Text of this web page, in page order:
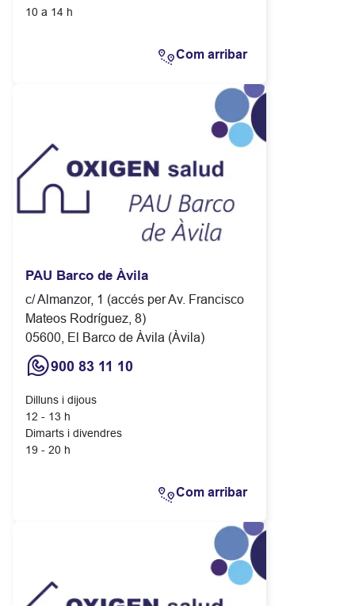
10 a 14 h
Com arribar
PAU Barco de Àvila
c/ Almanzor, 1 (accés per Av. Francisco
Mateos Rodríguez, 8)
05600, El Barco de Àvila (Àvila)
900 83 11 10
Dilluns i dijous
12 - 13 h
Dimarts i divendres
19 - 20 h
Com arribar